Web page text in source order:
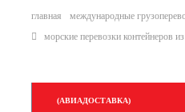
главная международные
морские перевозки контейнеров
(АВИАДОСТАВКА)